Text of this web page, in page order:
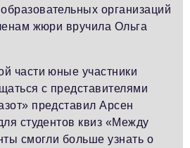
организаций
жюри вручила Ольга
части юные участники
с представителями
представил Арсен
студентов квиз «Между
смогли больше узнать о